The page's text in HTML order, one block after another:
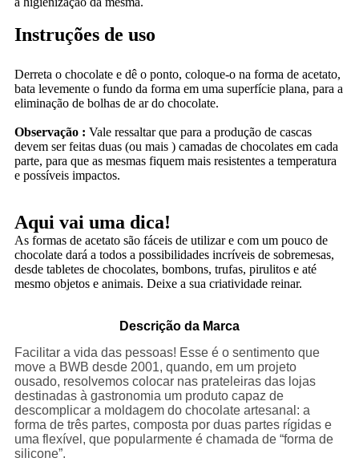
Instruções de uso
Derreta o chocolate e dê o ponto, coloque-o na forma de acetato,
bata levemente o fundo da forma em uma superfície plana, para a
eliminação de bolhas de ar do chocolate.
Observação : Vale ressaltar que para a produção de cascas
devem ser feitas duas (ou mais ) camadas de chocolates em cada
parte, para que as mesmas fiquem mais resistentes a temperatura
e possíveis impactos.
Aqui vai uma dica!
As formas de acetato são fáceis de utilizar e com um pouco de
chocolate dará a todos a possibilidades incríveis de sobremesas,
desde tabletes de chocolates, bombons, trufas, pirulitos e até
mesmo objetos e animais. Deixe a sua criatividade reinar.
Descrição da Marca
Facilitar a vida das pessoas! Esse é o sentimento que
move a BWB desde 2001, quando, em um projeto
ousado, resolvemos colocar nas prateleiras das lojas
destinadas à gastronomia um produto capaz de
descomplicar a moldagem do chocolate artesanal: a
forma de três partes, composta por duas partes rígidas e
uma flexível, que popularmente é chamada de “forma de
silicone”.